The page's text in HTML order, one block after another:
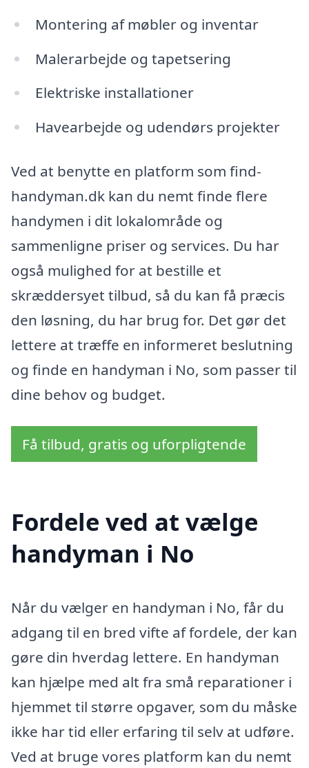
Montering af møbler og inventar
Malerarbejde og tapetsering
Elektriske installationer
Havearbejde og udendørs projekter
Ved at benytte en platform som find-
handyman.dk kan du nemt finde flere
handymen i dit lokalområde og
sammenligne priser og services. Du har
også mulighed for at bestille et
skræddersyet tilbud, så du kan få præcis
den løsning, du har brug for. Det gør det
lettere at træffe en informeret beslutning
og finde en handyman i No, som passer til
dine behov og budget.
Få tilbud, gratis og uforpligtende
Fordele ved at vælge
handyman i No
Når du vælger en handyman i No, får du
adgang til en bred vifte af fordele, der kan
gøre din hverdag lettere. En handyman
kan hjælpe med alt fra små reparationer i
hjemmet til større opgaver, som du måske
ikke har tid eller erfaring til selv at udføre.
Ved at bruge vores platform kan du nemt